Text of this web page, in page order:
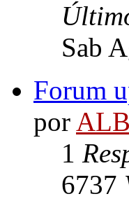
Sab
Forum
por
1
6737